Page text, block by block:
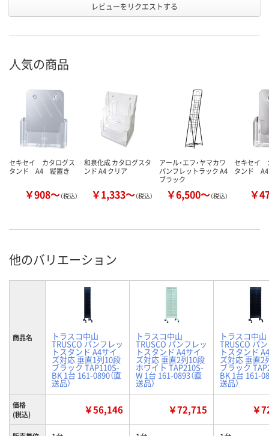
レビューをリクエストする
人気の商品
セキセイ カタログス
タンド A4 縦置き
￥908～（税込）
和泉化成 カタログスタ
ンド A4 クリア
￥1,333～（税込）
アール・エフ・ヤマカワ
パンフレットラック A4
ブラック
￥6,500～（税込）
セキセイ
タンド
￥
他のバリエーション
商品名 トラスコ中山
TRUSCO パンフレッ
トスタンド A4サイ
ズ対応 垂直1列10段
ブラック TAP110S-
BK 1台 161-0890（直
送品）
トラスコ中山
TRUSCO パンフレッ
トスタンド A4サイ
ズ対応 垂直2列10段
ホワイト TAP210S-
W 1台 161-0893（直
送品）
トラスコ中山
TRUSCO パ
トスタンド
ズ対応 垂直2
ブラック
BK 1台 161-
送品）
価格
(税込)
￥56,146 ￥72,715 ￥